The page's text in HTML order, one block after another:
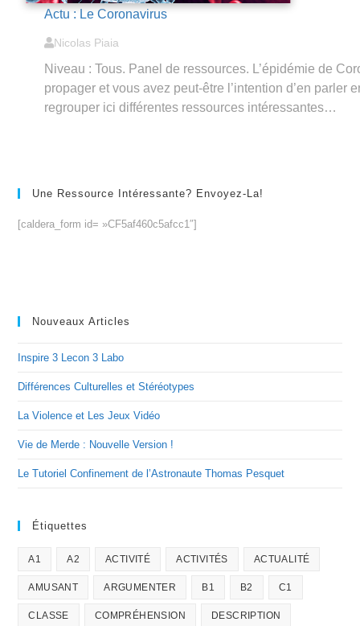
Actu : Le Coronavirus
Nicolas Piaia
Niveau : Tous. Panel de ressources. L’épidémie de
propager et vous avez peut-être l’intention d’en parler
regrouper ici différentes ressources intéressantes…
Une Ressource Intéressante? Envoyez-La!
[caldera_form id= »CF5af460c5afcc1″]
Nouveaux Articles
Inspire 3 Lecon 3 Labo
Différences Culturelles et Stéréotypes
La Violence et Les Jeux Vidéo
Vie de Merde : Nouvelle Version !
Le Tutoriel Confinement de l’Astronaute Thomas Pesquet
Étiquettes
A1 A2 ACTIVITÉ ACTIVITÉS ACTUALITÉ
AMUSANT ARGUMENTER B1 B2 C1
CLASSE COMPRÉHENSION DESCRIPTION